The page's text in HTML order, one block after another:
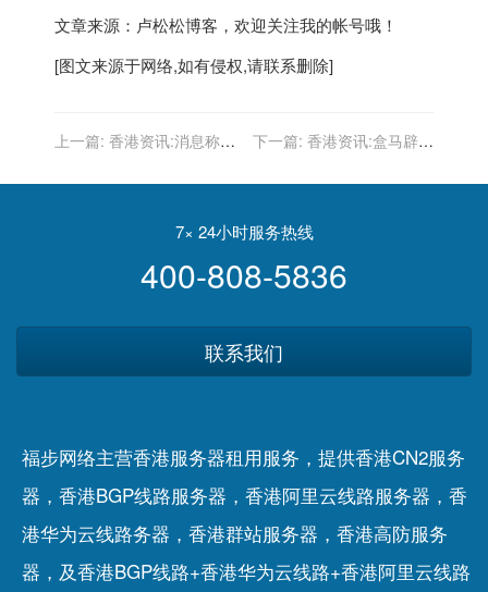
文章来源：卢松松博客，欢迎关注我的帐号哦！
[图文来源于网络,如有侵权,请联系删除]
上一篇: 香港资讯:消息称苹
球开发者大会 iOS16等有望
下一篇: 香港资讯:盒马辟谣
照常营业
7× 24小时服务热线
400-808-5836
联系我们
福步网络主营香港服务器租用服务，提供香港CN2服务
器，香港BGP线路服务器，香港阿里云线路服务器，香
港华为云线路务器，香港群站服务器，香港高防服务
器，及香港BGP线路+香港华为云线路+香港阿里云线路